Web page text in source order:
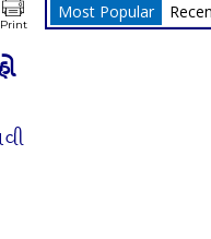
Print
Most Popular